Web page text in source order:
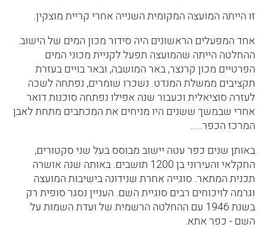
זו הייתה המועצה המקומית השנייה אחרי קריית מוצקין.
אחד המפעלים הראשונים היה סידור מכון המים של הישוב.
ההחלטה הייתה שהמועצה תפעל לקניית מכוני המים
הפרטיים מכון קרנצר, באר המושבה, ובאר בויים בעזרת
תקציבים ממשלת המנדט. נשכרו שומרים, נפתחה לשכה
לעזרה סוציאלית וכעבור שנה אפילו נפתחה סוכנות דואר
אחרי שבמשך ששנים היו מניחים את המכתבים מתחת לאבן
המרכז הכפר.....
באותן שנים כפר עטה יישוב מבוסס בעל שני סקטורים,
החקלאי והעירוני בן 1200 תושבים. באותה שנה אושרה
תכנית המתאר. סוגייה אחרת שנידונה בישיבות המועצה
וגרמה לויכוחים רבים סוגיית השם. העניין נסגר סופית רק
בשנת 1946 עם ההחלטה הרשמית של ועדת השמות על
השם - כפר אתא.